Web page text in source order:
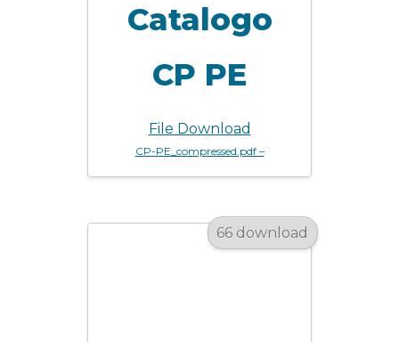
Catalogo
CP PE
File Download
CP-PE_compressed.pdf –
66 download